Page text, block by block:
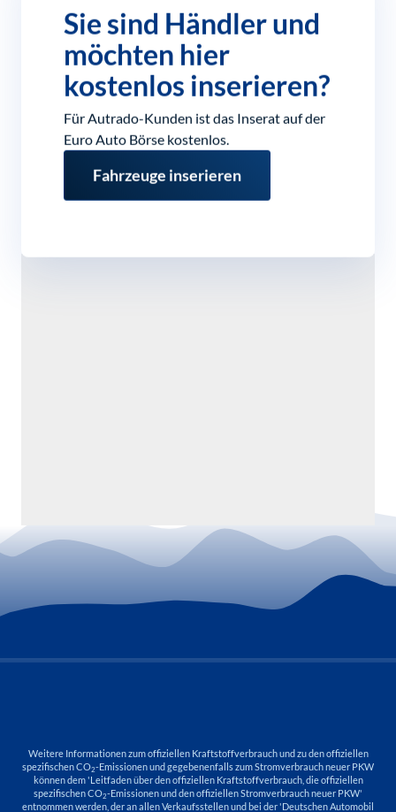
Sie sind Händler und
möchten hier
kostenlos inserieren?
Für Autrado-Kunden ist das Inserat auf der
Euro Auto Börse kostenlos.
Fahrzeuge inserieren
Weitere Informationen zum offiziellen Kraftstoffverbrauch und zu den offiziellen
spezifischen CO2-Emissionen und gegebenenfalls zum Stromverbrauch neuer PKW
können dem 'Leitfaden über den offiziellen Kraftstoffverbrauch, die offiziellen
spezifischen CO2-Emissionen und den offiziellen Stromverbrauch neuer PKW'
entnommen werden, der an allen Verkaufsstellen und bei der 'Deutschen Automobil